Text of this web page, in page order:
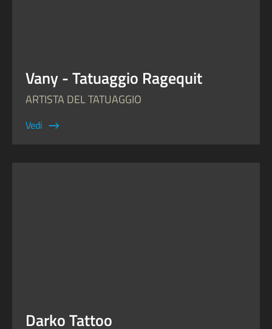
Vany - Tatuaggio Ragequit
ARTISTA DEL TATUAGGIO
Vedi
Darko Tattoo